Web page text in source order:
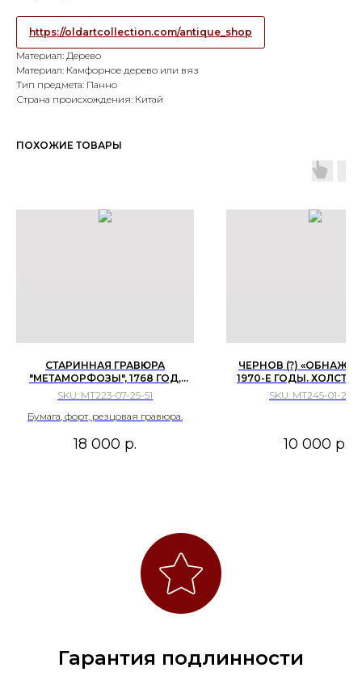
https://oldartcollection.com/antique_shop
Материал: Дерево
Материал: Камфорное дерево или вяз
Тип предмета: Панно
Страна происхождения: Китай
ПОХОЖИЕ ТОВАРЫ
СТАРИННАЯ ГРАВЮРА
"МЕТАМОРФОЗЫ", 1768 ГОД,
ФРАНЦИЯ, 24,5Х19 СМ,
ПАСПАРТУ 32Х24 СМ.
SKU: МТ223-07-25-51
Бумага, форт, резцовая гравюра.
18 000 р.
ЧЕРНОВ (?)
1970-Е ГОДЫ. ХОЛСТ,
РАЗМЕРЫ: 35 Х 25
СОСТОЯНИЕ : ...
SKU: МТ245-01-26-3
10 000 р.
Гарантия подлинности